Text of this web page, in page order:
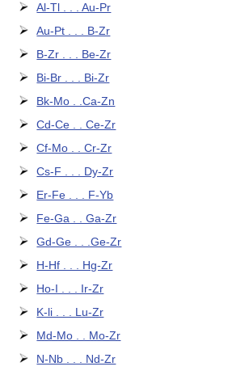
Al-Tl . . . Au-Pr
Au-Pt . . . B-Zr
B-Zr . . . Be-Zr
Bi-Br . . . Bi-Zr
Bk-Mo . .Ca-Zn
Cd-Ce . . Ce-Zr
Cf-Mo . . Cr-Zr
Cs-F . . . Dy-Zr
Er-Fe . . . F-Yb
Fe-Ga . . Ga-Zr
Gd-Ge . . .Ge-Zr
H-Hf . . . Hg-Zr
Ho-I . . . Ir-Zr
K-li . . . Lu-Zr
Md-Mo . . Mo-Zr
N-Nb . . . Nd-Zr